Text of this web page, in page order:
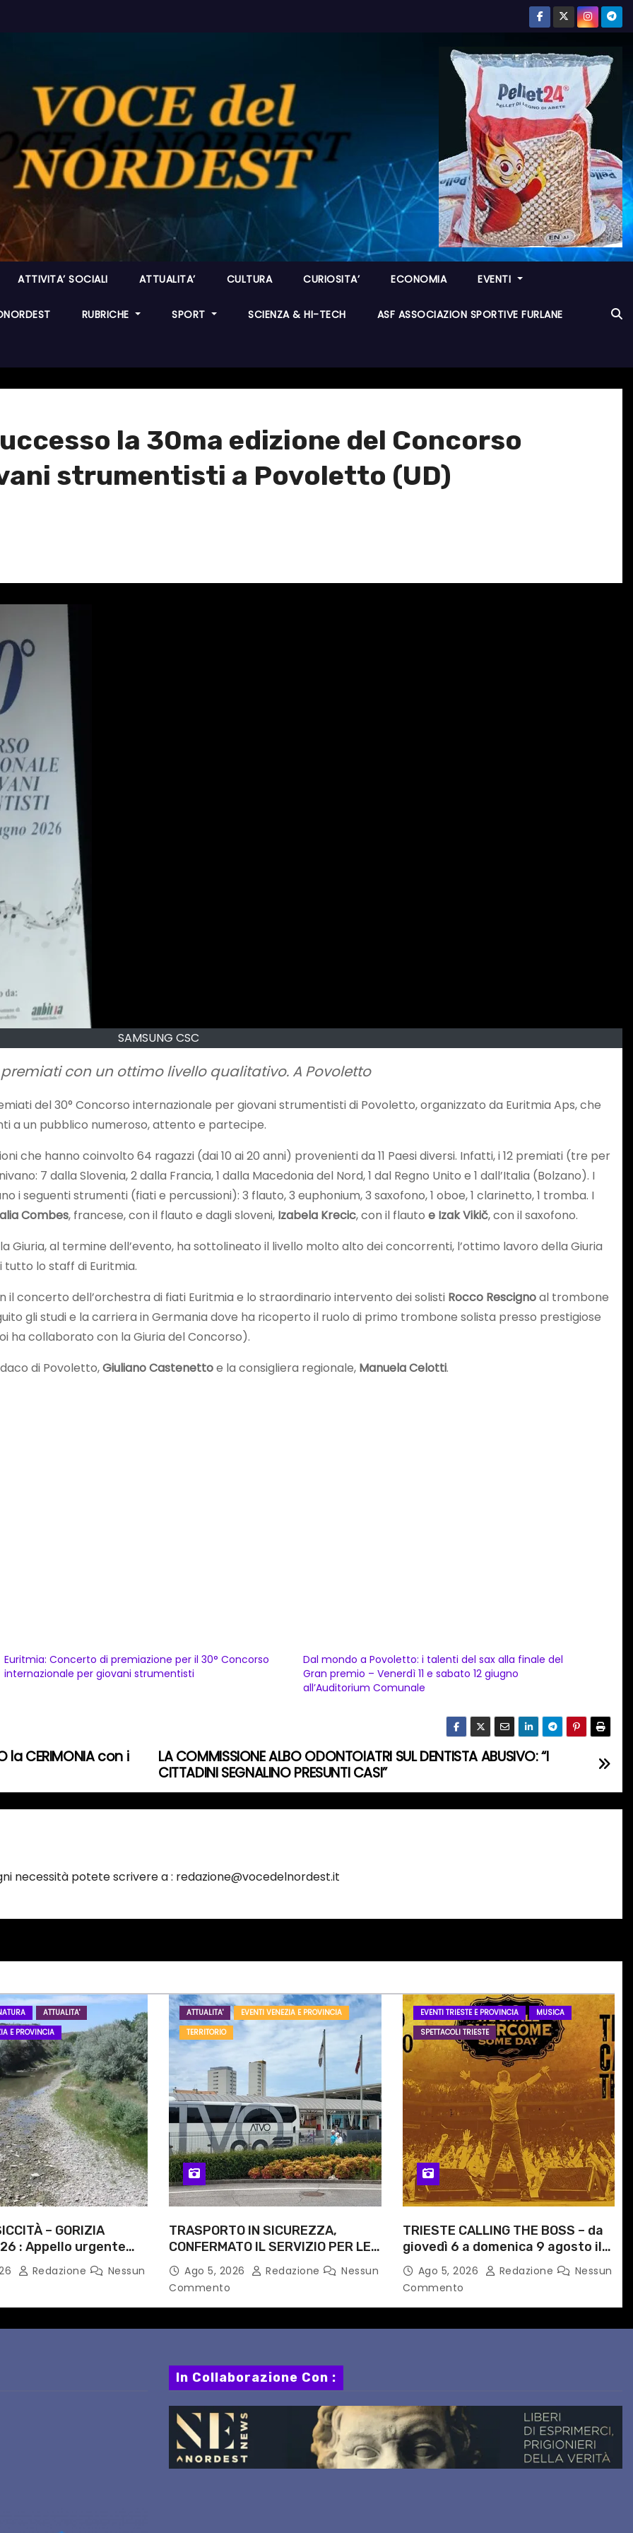
ATTIVITA’ SOCIALI ATTUALITA’ CULTURA CURIOSITA’ ECONOMIA EVENTI
RUBRICHE SPORT SCIENZA & HI-TECH ASF ASSOCIAZION SPORTIVE FURLANE
la 30ma edizione del Concorso
strumentisti a Povoletto (UD)
SAMSUNG CSC
con un ottimo livello qualitativo. A Povoletto
del 30° Concorso internazionale per giovani strumentisti di Povoletto, organizzato da Euritmia Aps, che
a un pubblico numeroso, attento e partecipe.
che hanno coinvolto 64 ragazzi (dai 10 ai 20 anni) provenienti da 11 Paesi diversi. Infatti, i 12 premiati (tre per
7 dalla Slovenia, 2 dalla Francia, 1 dalla Macedonia del Nord, 1 dal Regno Unito e 1 dall’Italia (Bolzano). I
i seguenti strumenti (fiati e percussioni): 3 flauto, 3 euphonium, 3 saxofono, 1 oboe, 1 clarinetto, 1 tromba. I
Combes, francese, con il flauto e dagli sloveni, Izabela Krecic, con il flauto e Izak Vikič, con il saxofono.
Giuria, al termine dell’evento, ha sottolineato il livello molto alto dei concorrenti, l’ottimo lavoro della Giuria
lo staff di Euritmia.
il concerto dell’orchestra di fiati Euritmia e lo straordinario intervento dei solisti Rocco Rescignoal trombone
gli studi e la carriera in Germania dove ha ricoperto il ruolo di primo trombone solista presso prestigiose
ha collaborato con la Giuria del Concorso).
di Povoletto,Giuliano Castenettoe la consigliera regionale, Manuela Celotti.
Euritmia: Concerto di premiazione per il 30° Concorso
internazionale per giovani strumentisti
Dal mondo a Povoletto: i talenti del sax alla finale del
Gran premio – Venerdì 11 e sabato 12 giugno
all’Auditorium Comunale
LA COMMISSIONE ALBO ODONTOIATRI SUL DENTISTA ABUSIVO: “I
CITTADINI SEGNALINO PRESUNTI CASI”
la CERIMONIA con i
necessità potete scrivere a : redazione@vocedelnordest.it
ATTUALITA'
E PROVINCIA
– GORIZIA
: Appello urgente
competenti
Redazione
Nessun
ATTUALITA'
EVENTI VENEZIA E PROVINCIA
TERRITORIO
TRASPORTO IN SICUREZZA,
CONFERMATO IL SERVIZIO PER LE
NOTTI DI AGOSTO: DEFINITI
PERCORSI, FERMATE E ORARIO
Ago 5, 2026 Redazione
Nessun
Commento
EVENTI TRIESTE E PROVINCIA
MUSICA
SPETTACOLI TRIESTE
TRIESTE CALLING THE BOSS – da
giovedì 6 a domenica 9 agosto il
festival triestino dedicato a
Springsteen
Ago 5, 2026 Redazione
Nessun
Commento
In Collaborazione Con :